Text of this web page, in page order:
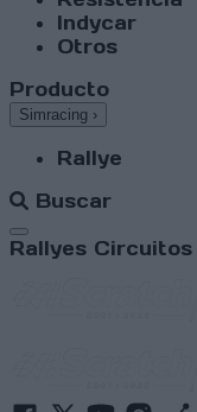
Indycar
Otros
Producto
Simracing ›
Rallye
Buscar
Abrir menú
Rallyes Circuitos